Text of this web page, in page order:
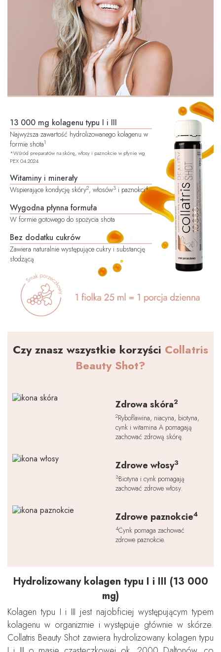
13 000 mg kolagenu typu I i III
Najwyższa zawartość hydrolizowanego kolagenu w
formie shota1
*Wśród preparatów na skórę, włosy i paznokcie w płynie wg
PEX 04.2024
Witaminy i minerały
Wspierające kondycję skóry2, włosów3 i paznokci4
Wygodna płynna formuła
W formie gotowego do spożycia shota
Bez dodatku cukrów
Zawiera naturalnie występujące cukry i substancję
słodzącą
Czy znasz wszystkie korzyści Collatris
Beauty Shot?
Zdrowa skóra2
2Ryboflawina, niacyna, biotyna,
cynk i witamina A pomagają
zachować zdrową skórę.
Zdrowe włosy3
3Biotyna i cynk pomagają
zachować zdrowe włosy.
Zdrowe paznokcie4
4Cynk pomaga zachować
zdrowe paznokcie.
Hydrolizowany kolagen typu I i III (13 000
mg)
Kolagen typu I i III jest najobficiej występującym typem
kolagenu w organizmie i występuje głównie w skórze.
Collatris Beauty Shot zawiera hydrolizowany kolagen typu